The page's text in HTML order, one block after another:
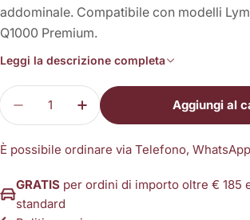
addominale. Compatibile con modelli
Q1000 Premium.
Leggi la descrizione completa
Quantità
Diminuisci la quantità per
Aumenta la quantità
Aggiungi al
È possibile ordinare via Telefono,
GRATIS per ordini di importo oltre € 185
standard